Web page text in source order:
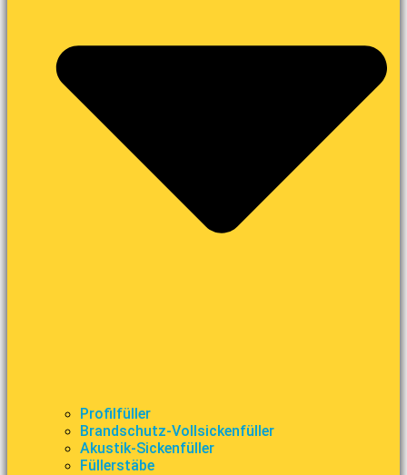
Profilfüller
Brandschutz-Vollsickenfüller
Akustik-Sickenfüller
Füllerstäbe